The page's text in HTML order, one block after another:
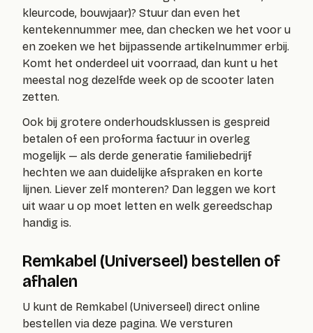
kleurcode, bouwjaar)? Stuur dan even het
kentekennummer mee, dan checken we het voor u
en zoeken we het bijpassende artikelnummer erbij.
Komt het onderdeel uit voorraad, dan kunt u het
meestal nog dezelfde week op de scooter laten
zetten.
Ook bij grotere onderhoudsklussen is gespreid
betalen of een proforma factuur in overleg
mogelijk — als derde generatie familiebedrijf
hechten we aan duidelijke afspraken en korte
lijnen. Liever zelf monteren? Dan leggen we kort
uit waar u op moet letten en welk gereedschap
handig is.
Remkabel (Universeel) bestellen of
afhalen
U kunt de Remkabel (Universeel) direct online
bestellen via deze pagina. We versturen